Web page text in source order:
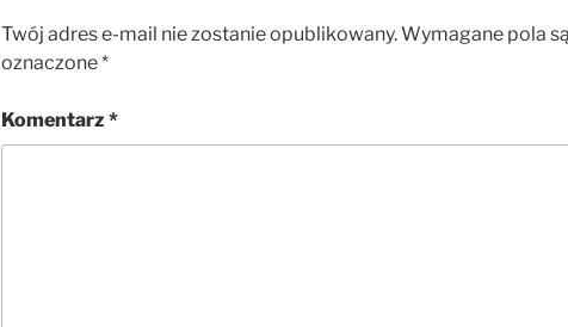
Twój adres e-mail nie zostanie opublikowany.Wymagane pola są
oznaczone*
Komentarz *